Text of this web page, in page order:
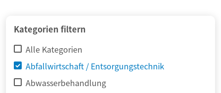
Kategorien filtern
Alle Kategorien
Abfallwirtschaft / Entsorgungstechnik
Abwasserbehandlung